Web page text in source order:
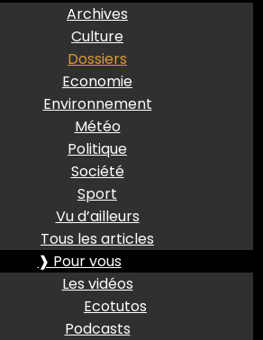
Archives
Culture
Dossiers
Economie
Environnement
Météo
Politique
Société
Sport
Vu d’ailleurs
Tous les articles
❱ Pour vous
Les vidéos
Ecotutos
Podcasts